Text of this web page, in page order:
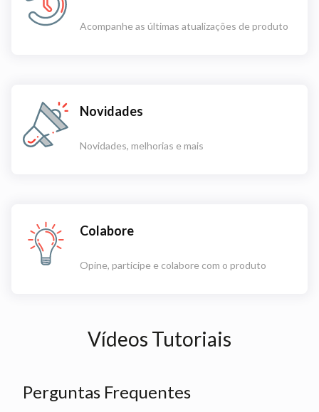
Acompanhe as últimas atualizações de produto
Novidades
Novidades, melhorias e mais
Colabore
Opine, participe e colabore com o produto
Vídeos Tutoriais
Perguntas Frequentes